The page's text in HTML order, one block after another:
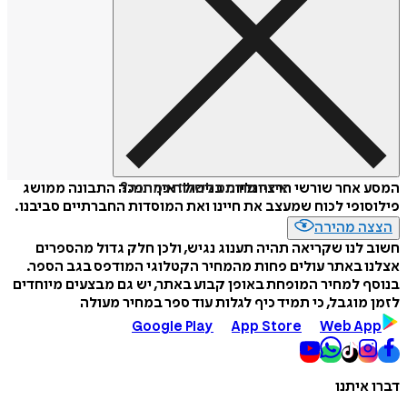
איזה פורמט לשלוח כמתנה?
המסע אחר שורשי הרציונליות בניהול: איך הפכה התבונה ממושג
פילוסופי לכוח שמעצב את חיינו ואת המוסדות החברתיים סביבנו.
הצצה מהירה
חשוב לנו שקריאה תהיה תענוג נגיש, ולכן חלק גדול מהספרים
אצלנו באתר עולים פחות מהמחיר הקטלוגי המודפס בגב הספר.
בנוסף למחיר המופחת באופן קבוע באתר, יש גם מבצעים מיוחדים
לזמן מוגבל, כי תמיד כיף לגלות עוד ספר במחיר מעולה
Google Play
App Store Web App
דברו איתנו